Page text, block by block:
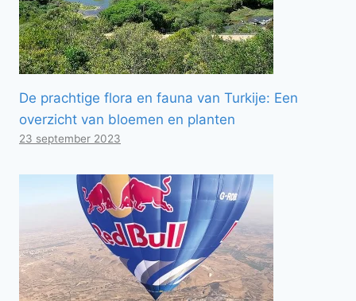
De prachtige flora en fauna van Turkije: Een
overzicht van bloemen en planten
23 september 2023